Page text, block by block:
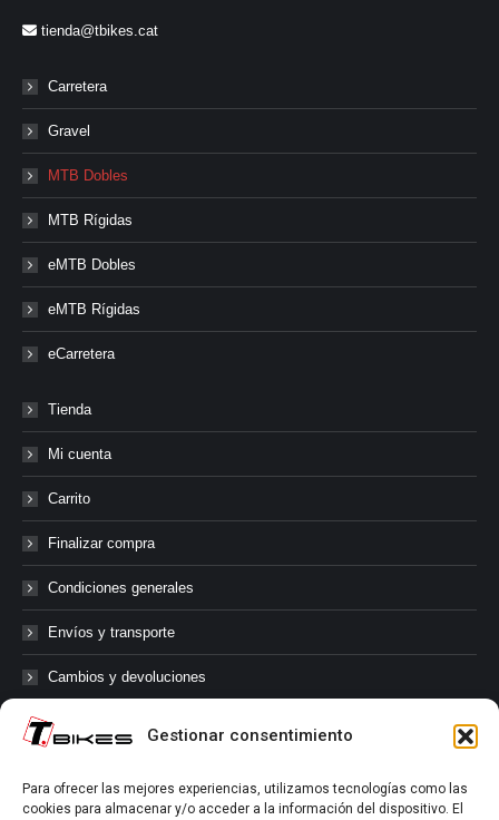
Gestionar consentimiento
Para ofrecer las mejores experiencias, utilizamos tecnologías como las
cookies para almacenar y/o acceder a la información del dispositivo. El
tienda@tbikes.cat
Carretera
Gravel
MTB Dobles
MTB Rígidas
eMTB Dobles
eMTB Rígidas
eCarretera
Tienda
Mi cuenta
Carrito
Finalizar compra
Condiciones generales
Envíos y transporte
Cambios y devoluciones
@tbikes.cat #tbikes